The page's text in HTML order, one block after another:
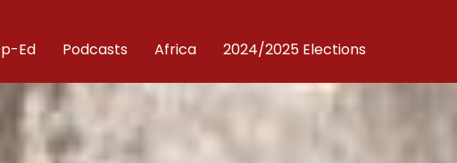
Ed Podcasts Africa 2024/2025 Elections